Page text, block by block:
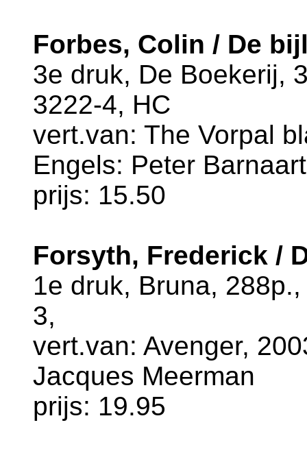
Forbes, Colin / De
3e druk, De Boekerij,
3222-4, HC
vert.van: The Vorpal
Engels: Peter Barnaart
prijs: 15.50
Forsyth, Frederick /
1e druk, Bruna,
3,
vert.van: Avenger,
Jacques Meerman
prijs: 19.95